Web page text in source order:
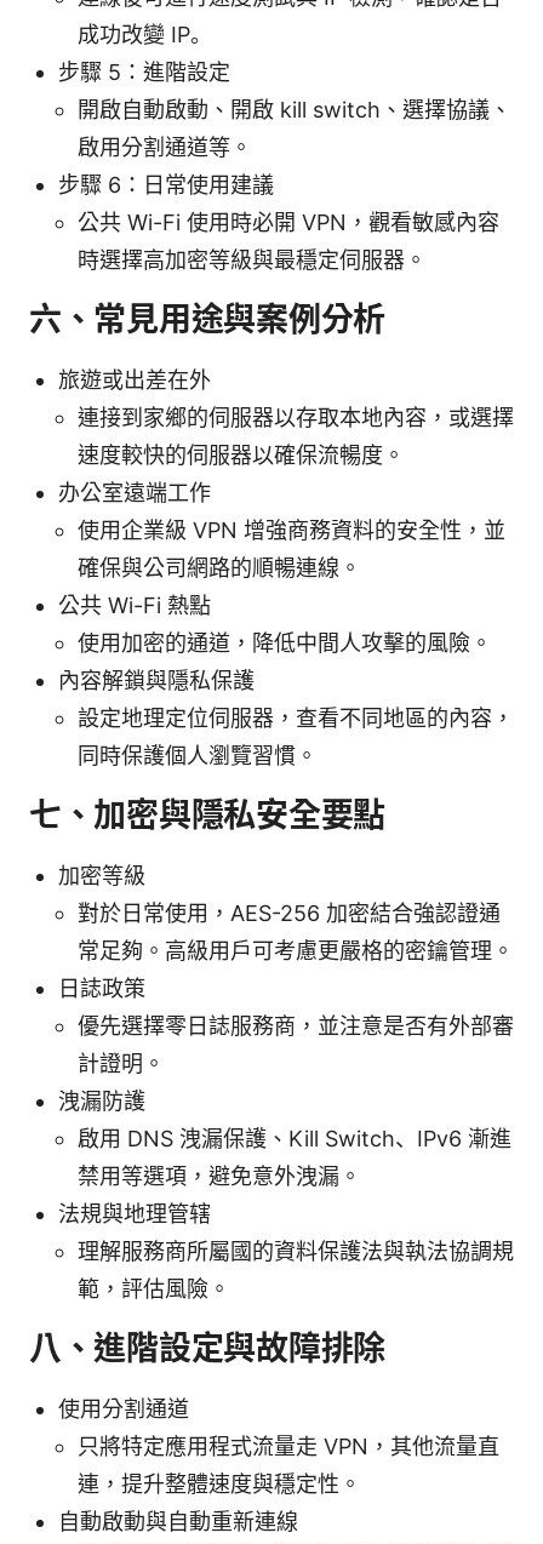
成功改變 IP。
步驟 5：進階設定
開啟自動啟動、開啟 kill switch、選擇協議、
啟用分割通道等。
步驟 6：日常使用建議
公共 Wi-Fi 使用時必開 VPN，觀看敏感內容
時選擇高加密等級與最穩定伺服器。
六、常見用途與案例分析
旅遊或出差在外
連接到家鄉的伺服器以存取本地內容，或選擇
速度較快的伺服器以確保流暢度。
办公室遠端工作
使用企業級 VPN 增強商務資料的安全性，並
確保與公司網路的順暢連線。
公共 Wi-Fi 熱點
使用加密的通道，降低中間人攻擊的風險。
內容解鎖與隱私保護
設定地理定位伺服器，查看不同地區的內容，
同時保護個人瀏覽習慣。
七、加密與隱私安全要點
加密等級
對於日常使用，AES-256 加密結合強認證通
常足夠。高級用戶可考慮更嚴格的密鑰管理。
日誌政策
優先選擇零日誌服務商，並注意是否有外部審
計證明。
洩漏防護
啟用 DNS 洩漏保護、Kill Switch、IPv6 漸進
禁用等選項，避免意外洩漏。
法規與地理管辖
理解服務商所屬國的資料保護法與執法協調規
範，評估風險。
八、進階設定與故障排除
使用分割通道
只將特定應用程式流量走 VPN，其他流量直
連，提升整體速度與穩定性。
自動啟動與自動重新連線